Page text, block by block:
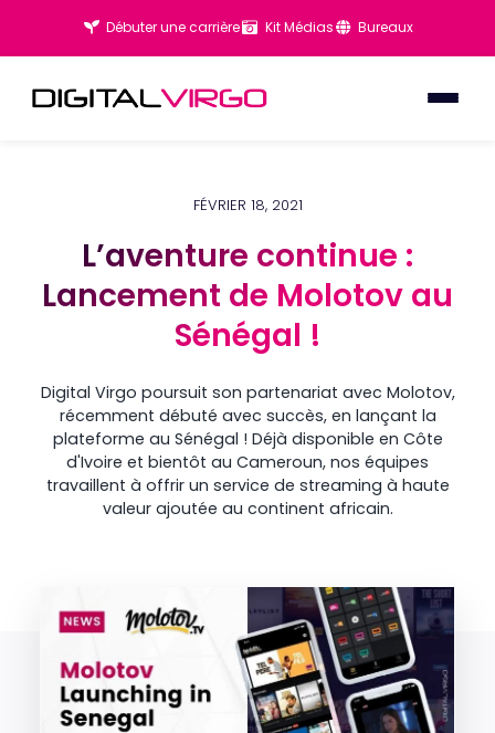
Débuter une carrière Kit Médias Bureaux
FÉVRIER 18, 2021
L’aventure continue :
Lancement de Molotov au
Sénégal !
L’aventure continue :
Lancement de Molotov au
Sénégal !
Digital Virgo poursuit son partenariat avec Molotov,
récemment débuté avec succès, en lançant la
plateforme au Sénégal ! Déjà disponible en Côte
d'Ivoire et bientôt au Cameroun, nos équipes
travaillent à offrir un service de streaming à haute
valeur ajoutée au continent africain.